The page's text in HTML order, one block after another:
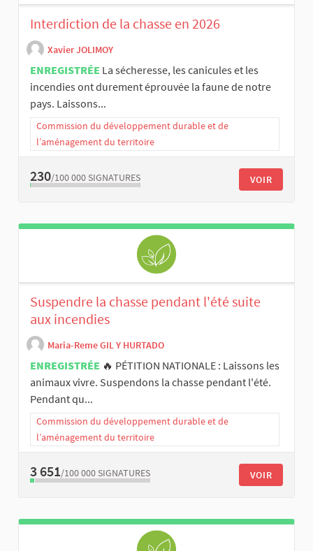
Interdiction de la chasse en 2026
Xavier JOLIMOY
ENREGISTRÉE La sécheresse, les canicules et les
incendies ont durement éprouvée la faune de notre
pays. Laissons...
Commission du développement durable et de
l’aménagement du territoire
230/100 000 SIGNATURES VOIR
Suspendre la chasse pendant l'été suite
aux incendies
Maria-Reme GIL Y HURTADO
ENREGISTRÉE 🔥 PÉTITION NATIONALE : Laissons les
animaux vivre. Suspendons la chasse pendant l'été.
Pendant qu...
Commission du développement durable et de
l’aménagement du territoire
3 651/100 000 SIGNATURES VOIR